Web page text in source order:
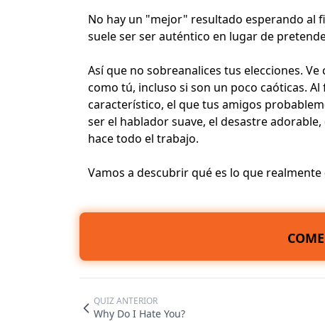
No hay un "mejor" resultado esperando al
suele ser ser auténtico en lugar de
Así que no sobreanalices tus elecciones.
como tú, incluso si son un poco caóticas.
característico, el que tus amigos
ser el hablador suave, el desastre
hace todo el trabajo.
Vamos a descubrir qué es lo que realmente
QUIZ ANTERIOR
Why Do I Hate You?